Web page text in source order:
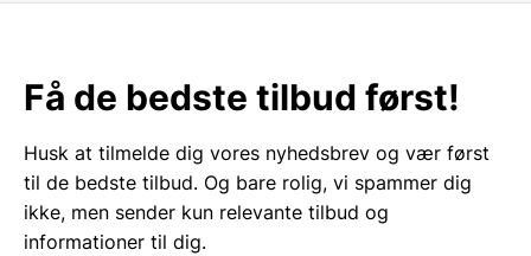
Få de bedste tilbud først!
Husk at tilmelde dig vores nyhedsbrev og vær først
til de bedste tilbud. Og bare rolig, vi spammer dig
ikke, men sender kun relevante tilbud og
informationer til dig.